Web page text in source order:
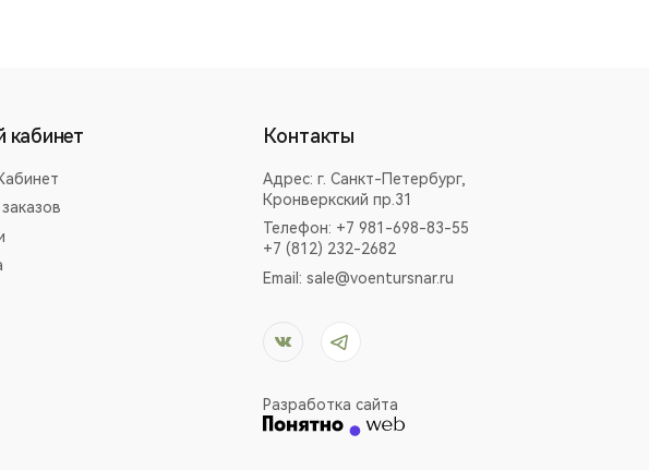
кабинет Контакты
Адрес:г. Санкт-Петербург,
Кронверкский пр.31
Телефон: +7 981-698-83-55
+7 (812) 232-2682
Email:sale@voentursnar.ru
Разработка сайта